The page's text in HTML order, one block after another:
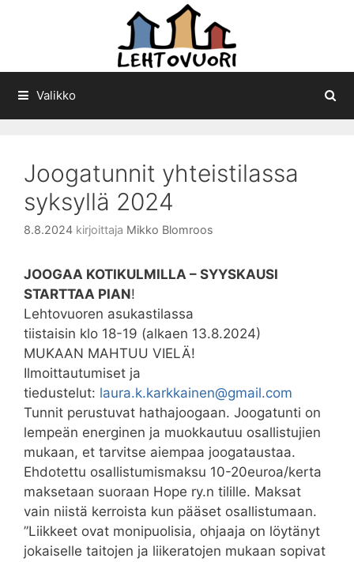
Valikko
Joogatunnit yhteistilassa
syksyllä 2024
8.8.2024 kirjoittaja Mikko Blomroos
JOOGAA KOTIKULMILLA – SYYSKAUSI
STARTTAA PIAN!
Lehtovuoren asukastilassa
tiistaisin klo 18-19 (alkaen 13.8.2024)
MUKAAN MAHTUU VIELÄ!
Ilmoittautumiset ja
tiedustelut: laura.k.karkkainen@gmail.com
Tunnit perustuvat hathajoogaan. Joogatunti on
lempeän energinen ja muokkautuu osallistujien
mukaan, et tarvitse aiempaa joogataustaa.
Ehdotettu osallistumismaksu 10-20euroa/kerta
maksetaan suoraan Hope ry.n tilille. Maksat
vain niistä kerroista kun pääset osallistumaan.
”Liikkeet ovat monipuolisia, ohjaaja on löytänyt
jokaiselle taitojen ja liikeratojen mukaan sopivat